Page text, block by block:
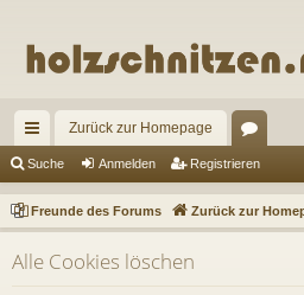
ch
ne
llz
ug
Zurück zur Homepage
or
en
Suche Anmelden Registrieren
Freunde des Forums Zurück zur
Alle Cookies löschen